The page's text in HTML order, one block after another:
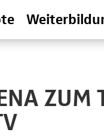
ZUM